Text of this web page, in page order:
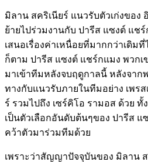
มิลาน สคริเนียร์ แนวรับตัวเก่งของ
ย้ายไปร่วมงานกับ ปารีส แซงต์ แช
เสนอเรื่องค่าเหนื่อยที่มากกว่าเดิม
ก็ตาม ปารีส แซงต์ แชร์กแมง พวก
มาเข้าทีมหลังจบฤดูกาลนี้ หลังจาก
ทางกับแนวรับภายในทีมอย่าง เพรส
ร์ รวมไปถึง เซร์คิโอ รามอส ด้วย
เป็นตัวเลือกอันดับต้นๆของ ปารีส แ
คว้าตัวมาร่วมทีมด้วย
เพราะว่าสัญญาปัจจุบันของ มิลาน